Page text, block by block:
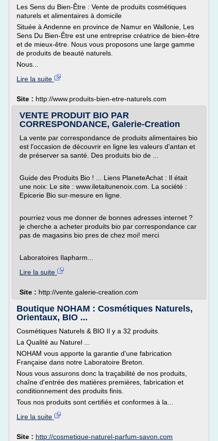
Les Sens du Bien-Être : Vente de produits cosmétiques
naturels et alimentaires à domicile
Située à Andenne en province de Namur en Wallonie, Les
Sens Du Bien-Être est une entreprise créatrice de bien-être
et de mieux-être. Nous vous proposons une large gamme
de produits de beauté naturels.
Nous...
Lire la suite
Site : http://www.produits-bien-etre-naturels.com
VENTE PRODUIT BIO PAR
CORRESPONDANCE, Galerie-Creation
La vente par correspondance de produits alimentaires bio
est l'occasion de découvrir en ligne les valeurs d'antan et
de préserver sa santé. Des produits bio de ...
Guide des Produits Bio ! ... Liens PlaneteAchat : Il était
une noix: Le site : www.iletaitunenoix.com. La société :
Epicerie Bio sur-mesure en ligne.
pourriez vous me donner de bonnes adresses internet ?
je cherche a acheter produits bio par correspondance car
pas de magasins bio pres de chez moi! merci
Laboratoires Ilapharm...
Lire la suite
Site : http://vente.galerie-creation.com
Boutique NOHAM : Cosmétiques Naturels,
Orientaux, BIO ...
Cosmétiques Naturels & BIO Il y a 32 produits.
La Qualité au Naturel ...
NOHAM vous apporte la garantie d'une fabrication
Française dans notre Laboratoire Breton.
Nous vous assurons donc la traçabilité de nos produits,
chaîne d'entrée des matières premières, fabrication et
conditionnement des produits finis.
Tous nos produits sont certifiés et conformes à la...
Lire la suite
Site : http://cosmetique-naturel-parfum-savon.com